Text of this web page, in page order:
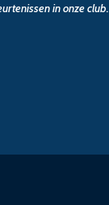
in onze club.